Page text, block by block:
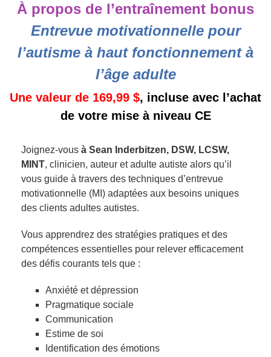
À propos de l’entraînement bonus
Entrevue motivationnelle pour
l’autisme à haut fonctionnement à
l’âge adulte
Une valeur de 169,99 $, incluse avec l’achat
de votre mise à niveau CE
Joignez-vous à Sean Inderbitzen, DSW, LCSW,
MINT, clinicien, auteur et adulte autiste alors qu’il
vous guide à travers des techniques d’entrevue
motivationnelle (MI) adaptées aux besoins uniques
des clients adultes autistes.
Vous apprendrez des stratégies pratiques et des
compétences essentielles pour relever efficacement
des défis courants tels que :
Anxiété et dépression
Pragmatique sociale
Communication
Estime de soi
Identification des émotions